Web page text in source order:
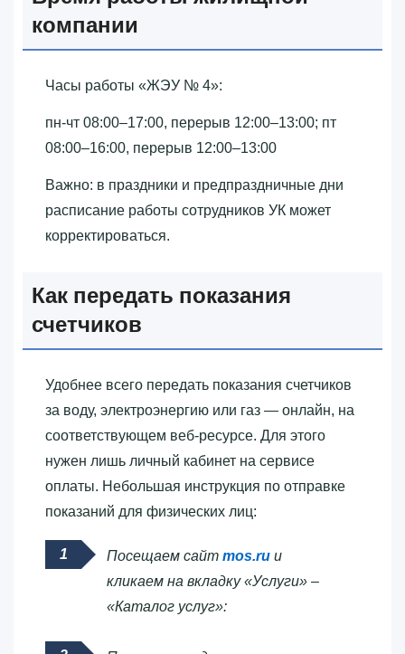
компании
Часы работы «‎ЖЭУ № 4»‎:
пн-чт 08:00–17:00, перерыв 12:00–13:00; пт
08:00–16:00, перерыв 12:00–13:00
Важно: в праздники и предпраздничные дни
расписание работы сотрудников УК может
корректироваться.
Как передать показания
счетчиков
Удобнее всего передать показания счетчиков
за воду, электроэнергию или газ — онлайн, на
соответствующем веб-ресурсе. Для этого
нужен лишь личный кабинет на сервисе
оплаты. Небольшая инструкция по отправке
показаний для физических лиц:
Посещаем сайт mos.ru и
кликаем на вкладку «Услуги» –
«Каталог услуг»: